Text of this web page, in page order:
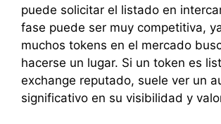
puede solicitar el listado en
fase puede ser muy competitiva,
muchos tokens en el mercado
hacerse un lugar. Si un token es
exchange reputado, suele ver un
significativo en su visibilidad y